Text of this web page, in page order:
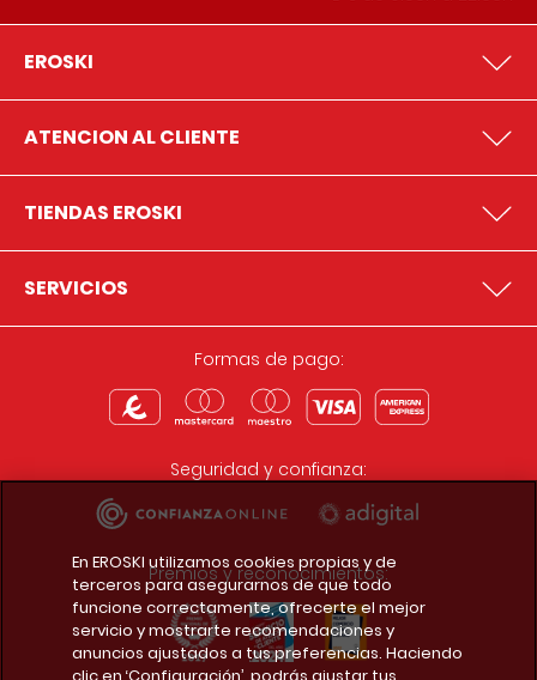
EROSKI
ATENCION AL CLIENTE
TIENDAS EROSKI
SERVICIOS
Formas de pago:
Seguridad y confianza:
Premios y reconocimientos:
En EROSKI utilizamos cookies propias y de
terceros para asegurarnos de que todo
funcione correctamente, ofrecerte el mejor
servicio y mostrarte recomendaciones y
anuncios ajustados a tus preferencias. Haciendo
clic en ‘Configuración’, podrás ajustar tus